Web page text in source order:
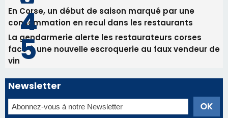
Inscrivez-vous à la newsletter de CNI et recevez par
email les infos les plus importantes et une sélection de
nos meilleurs articles